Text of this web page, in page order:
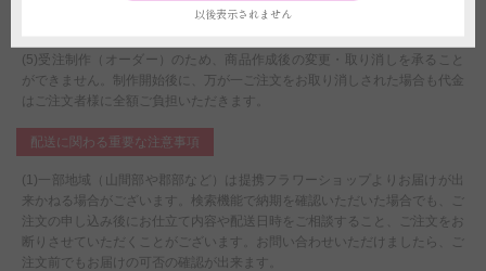
お仕立て内容や配送日時をご相談すること、ご注文をお断りさせていただく
(5)受注制作（オーダー）のため、商品作成後の変更・取り消しを承ること
ができません。制作開始後に、万が一ご注文をお取り消しされた場合も代金
はご注文者様に全額ご負担いただきます。
配送に関わる重要な注意事項
(1)一部地域（山間部や郡部など）は提携フラワーショップよりお届けが出
来かねる場合がございます。検索機能で納期を確認いただいた場合でも、ご
注文の申し込み後にお仕立て内容や配送日時をご相談すること、ご注文をお
断りさせていただくことがございます。お問い合わせいただけましたら、ご
注文前でもお届けの可否の確認が出来ます。
以後表示されません